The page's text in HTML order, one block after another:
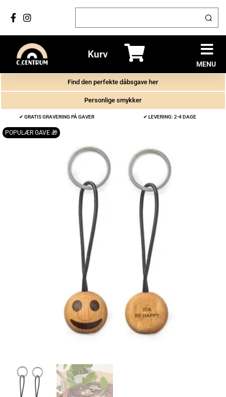
Kurv
MENU
Find den perfekte dåbsgave her
Personlige smykker
✔ GRATIS GRAVERING PÅ GAVER ✔ LEVERING: 2-4 DAGE
POPULÆR GAVE 🎁